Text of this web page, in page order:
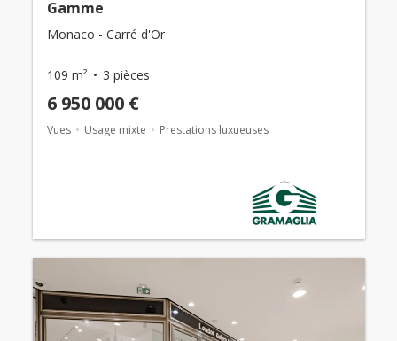
Gamme
Monaco - Carré d'Or
109 m² 3 pièces
6 950 000 €
Vues Usage mixte Prestations luxueuses